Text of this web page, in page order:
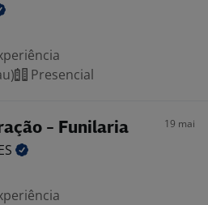
Presencial
- Funilaria 19 mai